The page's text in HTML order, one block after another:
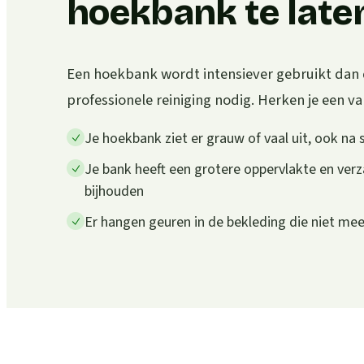
hoekbank te
Een hoekbank wordt intensiever gebruikt
professionele reiniging nodig. Herken je een
Je hoekbank ziet er grauw of vaal uit, ook na
Je bank heeft een grotere oppervlakte en
bijhouden
Er hangen geuren in de bekleding die niet